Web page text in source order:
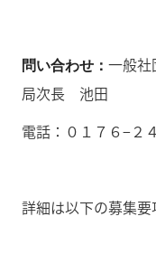
問い合わせ： 一般
局次長 池田
電話：０１７６−２
詳細は以下の募集要